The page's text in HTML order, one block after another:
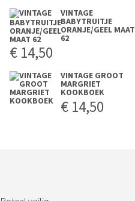
VINTAGE
BABYTRUITJE
ORANJE/GEEL MAAT
62
€ 14,50
VINTAGE GROOT
MARGRIET
KOOKBOEK
€ 14,50